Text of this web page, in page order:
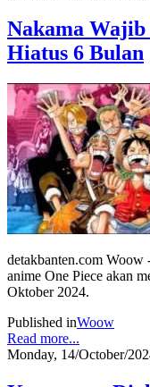
Nakama Wajib
Hiatus 6 Bulan
detakbanten.com Woow
anime One Piece akan
Oktober 2024.
Published inWoow
Read more...
Monday, 14/October/